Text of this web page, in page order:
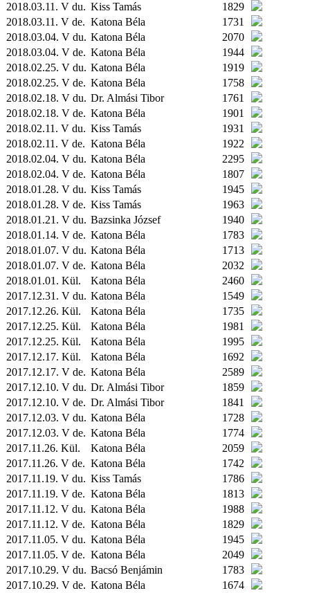
2018.03.11. V du. Kiss Tamás
1829
2018.03.11. V de. Katona Béla
1731
2018.03.04. V du. Katona Béla
2070
2018.03.04. V de. Katona Béla
1944
2018.02.25. V du. Katona Béla
1919
2018.02.25. V de. Katona Béla
1758
2018.02.18. V du. Dr. Almási Tibor
1761
2018.02.18. V de. Katona Béla
1901
2018.02.11. V du. Kiss Tamás
1931
2018.02.11. V de. Katona Béla
1922
2018.02.04. V du. Katona Béla
2295
2018.02.04. V de. Katona Béla
1807
2018.01.28. V du. Kiss Tamás
1945
2018.01.28. V de. Kiss Tamás
1963
2018.01.21. V du. Bazsinka József
1940
2018.01.14. V de. Katona Béla
1783
2018.01.07. V du. Katona Béla
1713
2018.01.07. V de. Katona Béla
2032
2018.01.01. Kül. Katona Béla
2460
2017.12.31. V du. Katona Béla
1549
2017.12.26. Kül. Katona Béla
1735
2017.12.25. Kül. Katona Béla
1981
2017.12.25. Kül. Katona Béla
1995
2017.12.17. Kül. Katona Béla
1692
2017.12.17. V de. Katona Béla
2589
2017.12.10. V du. Dr. Almási Tibor
1859
2017.12.10. V de. Dr. Almási Tibor
1841
2017.12.03. V du. Katona Béla
1728
2017.12.03. V de. Katona Béla
1774
2017.11.26. Kül. Katona Béla
2059
2017.11.26. V de. Katona Béla
1742
2017.11.19. V du. Kiss Tamás
1786
2017.11.19. V de. Katona Béla
1813
2017.11.12. V du. Katona Béla
1988
2017.11.12. V de. Katona Béla
1829
2017.11.05. V du. Katona Béla
1945
2017.11.05. V de. Katona Béla
2049
2017.10.29. V du. Bacsó Benjámin
1783
2017.10.29. V de. Katona Béla
1674